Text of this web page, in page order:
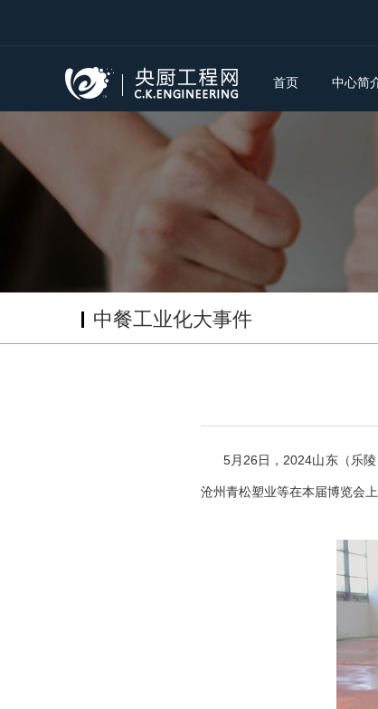
首页 中心简
中餐工业化大事件
5月26日，2024山东（乐陵
沧州青松塑业等在本届博览会上